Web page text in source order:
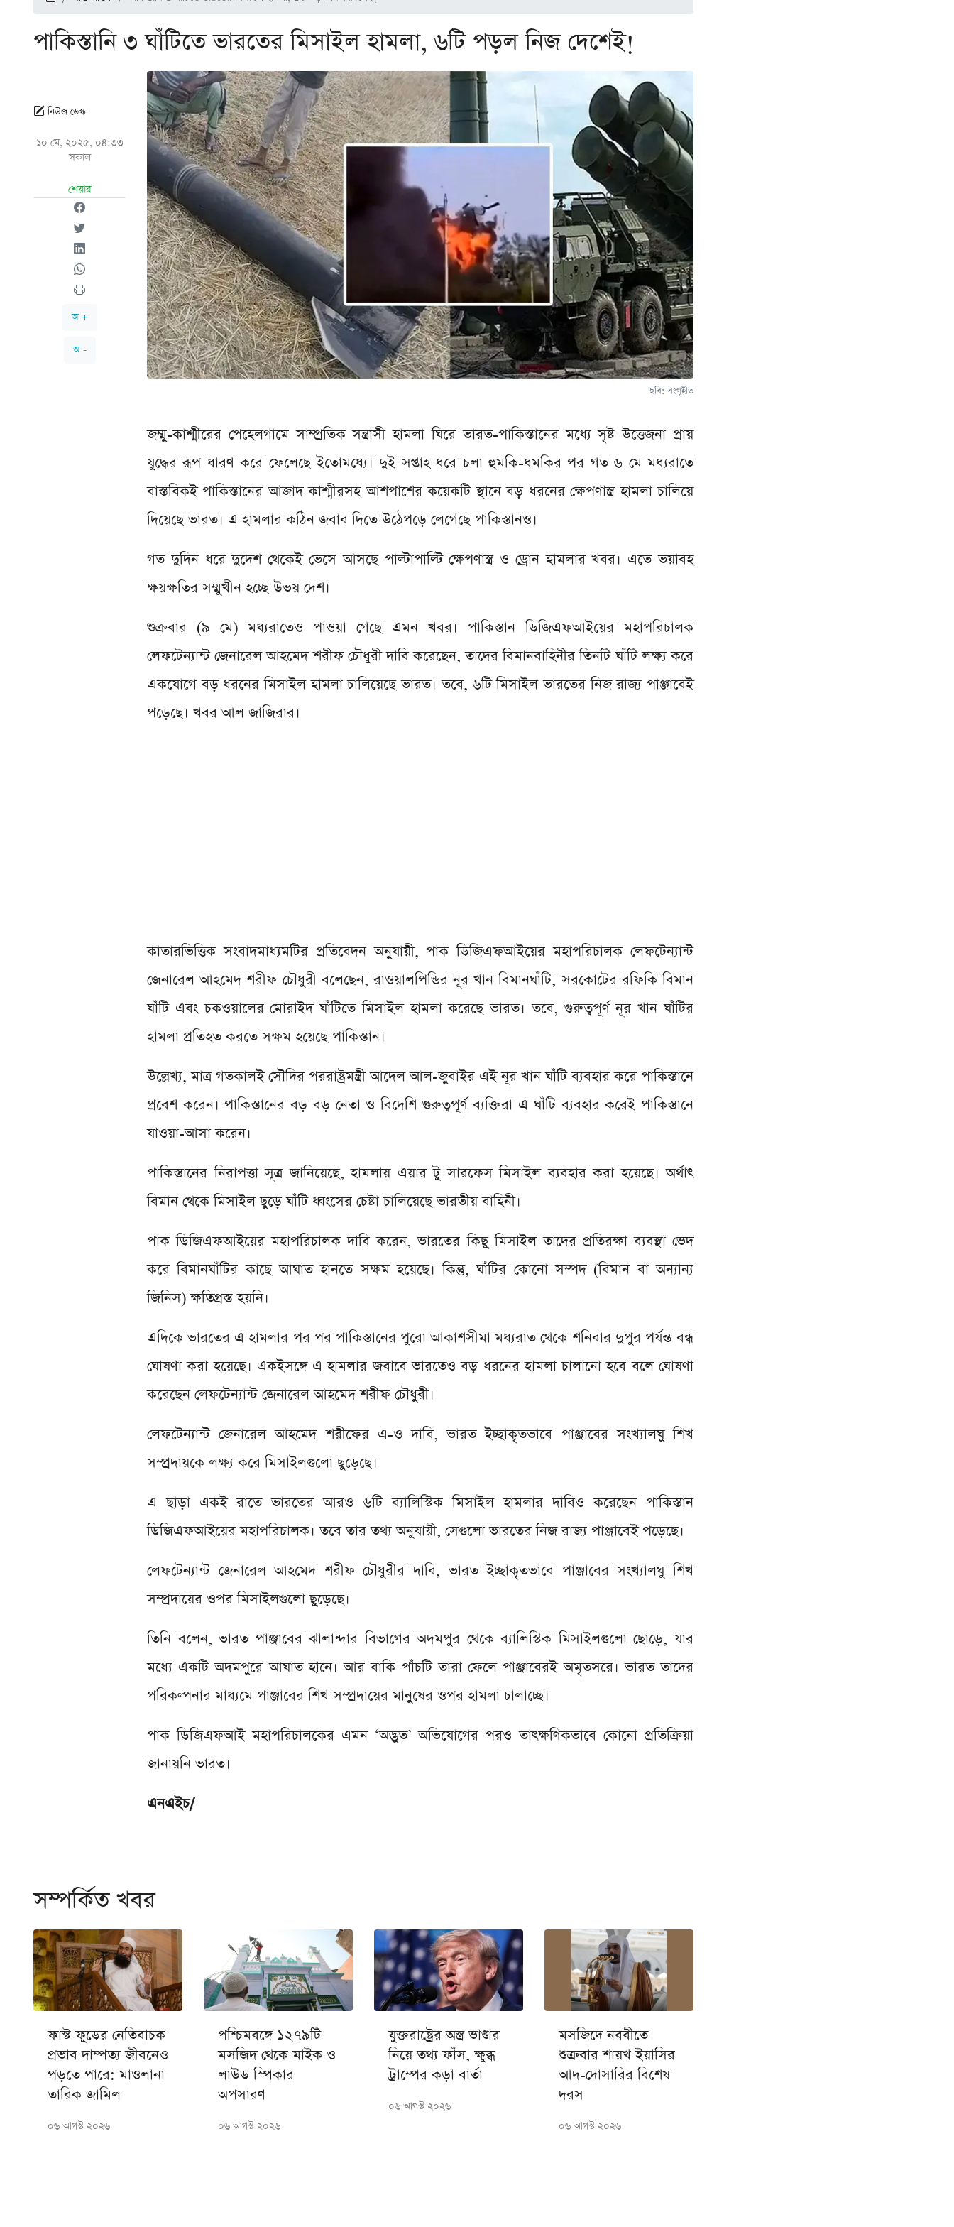
পাকিস্তানি ৩ ঘাঁটিতে ভারতের মিসাইল হামলা, ৬টি পড়ল নিজ দেশেই!
নিউজ ডেস্ক
১০ মে, ২০২৫, ০৪:৩৩
সকাল
শেয়ার
অ +
অ -
ছবি: সংগৃহীত
জম্মু-কাশ্মীরের পেহেলগামে সাম্প্রতিক সন্ত্রাসী হামলা ঘিরে ভারত-পাকিস্তানের মধ্যে সৃষ্ট উত্তেজনা প্রায়
যুদ্ধের রূপ ধারণ করে ফেলেছে ইতোমধ্যে। দুই সপ্তাহ ধরে চলা হুমকি-ধমকির পর গত ৬ মে মধ্যরাতে
বাস্তবিকই পাকিস্তানের আজাদ কাশ্মীরসহ আশপাশের কয়েকটি স্থানে বড় ধরনের ক্ষেপণাস্ত্র হামলা চালিয়ে
দিয়েছে ভারত। এ হামলার কঠিন জবাব দিতে উঠেপড়ে লেগেছে পাকিস্তানও।
গত দুদিন ধরে দুদেশ থেকেই ভেসে আসছে পাল্টাপাল্টি ক্ষেপণাস্ত্র ও ড্রোন হামলার খবর। এতে ভয়াবহ
ক্ষয়ক্ষতির সম্মুখীন হচ্ছে উভয় দেশ।
শুক্রবার (৯ মে) মধ্যরাতেও পাওয়া গেছে এমন খবর। পাকিস্তান ডিজিএফআইয়ের মহাপরিচালক
লেফটেন্যান্ট জেনারেল আহমেদ শরীফ চৌধুরী দাবি করেছেন, তাদের বিমানবাহিনীর তিনটি ঘাঁটি লক্ষ্য করে
একযোগে বড় ধরনের মিসাইল হামলা চালিয়েছে ভারত। তবে, ৬টি মিসাইল ভারতের নিজ রাজ্য পাঞ্জাবেই
পড়েছে। খবর আল জাজিরার।
কাতারভিত্তিক সংবাদমাধ্যমটির প্রতিবেদন অনুযায়ী, পাক ডিজিএফআইয়ের মহাপরিচালক লেফটেন্যান্ট
জেনারেল আহমেদ শরীফ চৌধুরী বলেছেন, রাওয়ালপিন্ডির নূর খান বিমানঘাঁটি, সরকোটের রফিকি বিমান
ঘাঁটি এবং চকওয়ালের মোরাইদ ঘাঁটিতে মিসাইল হামলা করেছে ভারত। তবে, গুরুত্বপূর্ণ নূর খান ঘাঁটির
হামলা প্রতিহত করতে সক্ষম হয়েছে পাকিস্তান।
উল্লেখ্য, মাত্র গতকালই সৌদির পররাষ্ট্রমন্ত্রী আদেল আল-জুবাইর এই নূর খান ঘাঁটি ব্যবহার করে পাকিস্তানে
প্রবেশ করেন। পাকিস্তানের বড় বড় নেতা ও বিদেশি গুরুত্বপূর্ণ ব্যক্তিরা এ ঘাঁটি ব্যবহার করেই পাকিস্তানে
যাওয়া-আসা করেন।
পাকিস্তানের নিরাপত্তা সূত্র জানিয়েছে, হামলায় এয়ার টু সারফেস মিসাইল ব্যবহার করা হয়েছে। অর্থাৎ
বিমান থেকে মিসাইল ছুড়ে ঘাঁটি ধ্বংসের চেষ্টা চালিয়েছে ভারতীয় বাহিনী।
পাক ডিজিএফআইয়ের মহাপরিচালক দাবি করেন, ভারতের কিছু মিসাইল তাদের প্রতিরক্ষা ব্যবস্থা ভেদ
করে বিমানঘাঁটির কাছে আঘাত হানতে সক্ষম হয়েছে। কিন্তু, ঘাঁটির কোনো সম্পদ (বিমান বা অন্যান্য
জিনিস) ক্ষতিগ্রস্ত হয়নি।
এদিকে ভারতের এ হামলার পর পর পাকিস্তানের পুরো আকাশসীমা মধ্যরাত থেকে শনিবার দুপুর পর্যন্ত বন্ধ
ঘোষণা করা হয়েছে। একইসঙ্গে এ হামলার জবাবে ভারতেও বড় ধরনের হামলা চালানো হবে বলে ঘোষণা
করেছেন লেফটেন্যান্ট জেনারেল আহমেদ শরীফ চৌধুরী।
লেফটেন্যান্ট জেনারেল আহমেদ শরীফের এ-ও দাবি, ভারত ইচ্ছাকৃতভাবে পাঞ্জাবের সংখ্যালঘু শিখ
সম্প্রদায়কে লক্ষ্য করে মিসাইলগুলো ছুড়েছে।
এ ছাড়া একই রাতে ভারতের আরও ৬টি ব্যালিস্টিক মিসাইল হামলার দাবিও করেছেন পাকিস্তান
ডিজিএফআইয়ের মহাপরিচালক। তবে তার তথ্য অনুযায়ী, সেগুলো ভারতের নিজ রাজ্য পাঞ্জাবেই পড়েছে।
লেফটেন্যান্ট জেনারেল আহমেদ শরীফ চৌধুরীর দাবি, ভারত ইচ্ছাকৃতভাবে পাঞ্জাবের সংখ্যালঘু শিখ
সম্প্রদায়ের ওপর মিসাইলগুলো ছুড়েছে।
তিনি বলেন, ভারত পাঞ্জাবের ঝালান্দার বিভাগের অদমপুর থেকে ব্যালিস্টিক মিসাইলগুলো ছোড়ে, যার
মধ্যে একটি অদমপুরে আঘাত হানে। আর বাকি পাঁচটি তারা ফেলে পাঞ্জাবেরই অমৃতসরে। ভারত তাদের
পরিকল্পনার মাধ্যমে পাঞ্জাবের শিখ সম্প্রদায়ের মানুষের ওপর হামলা চালাচ্ছে।
পাক ডিজিএফআই মহাপরিচালকের এমন ‘অদ্ভুত’ অভিযোগের পরও তাৎক্ষণিকভাবে কোনো প্রতিক্রিয়া
জানায়নি ভারত।
এনএইচ/
সম্পর্কিত খবর
ফাস্ট ফুডের নেতিবাচক
প্রভাব দাম্পত্য জীবনেও
পড়তে পারে: মাওলানা
তারিক জামিল
০৬ আগস্ট ২০২৬
পশ্চিমবঙ্গে ১২৭৯টি
মসজিদ থেকে মাইক ও
লাউড স্পিকার
অপসারণ
০৬ আগস্ট ২০২৬
যুক্তরাষ্ট্রের অস্ত্র ভাণ্ডার
নিয়ে তথ্য ফাঁস, ক্ষুব্ধ
ট্রাম্পের কড়া বার্তা
০৬ আগস্ট ২০২৬
মসজিদে নববীতে
শুক্রবার শায়খ ইয়াসির
আদ-দোসারির বিশেষ
দরস
০৬ আগস্ট ২০২৬